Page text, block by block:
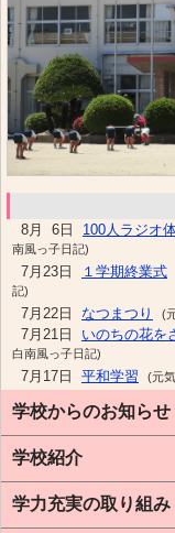
8月 6日 100人ラジオ
南風っ子日記)
7月23日
１学期終業式
記)
7月22日 なつまつり (
7月21日 いのちの花を
白南風っ子日記)
7月17日 平和学習 (元
風っ子日記)
7月15日9月学校給食
立表)
7月15日ようこそ潮見
南風っ子日記)
学校からのお知らせ
学校紹介
学力充実の取り組み